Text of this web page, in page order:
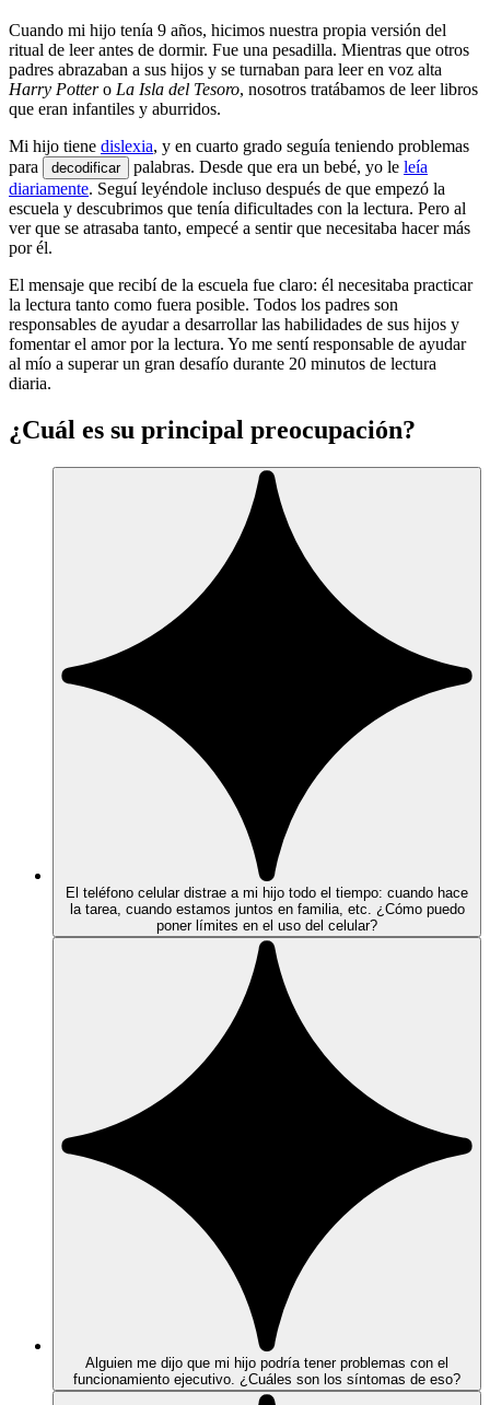
Cuando mi hijo tenía 9 años, hicimos nuestra propia versión del
ritual de leer antes de dormir. Fue una pesadilla. Mientras que otros
padres abrazaban a sus hijos y se turnaban para leer en voz alta
Harry Pottero La Isla del Tesoro, nosotros tratábamos de leer libros
que eran infantiles y aburridos.
Mi hijo tiene dislexia, y en cuarto grado seguía teniendo problemas
para
decodificar palabras. Desde que era un bebé, yo le leía
diariamente. Seguí leyéndole incluso después de que empezó la
escuela y descubrimos que tenía dificultades con la lectura. Pero al
ver que se atrasaba tanto, empecé a sentir que necesitaba hacer más
por él.
El mensaje que recibí de la escuela fue claro: él necesitaba practicar
la lectura tanto como fuera posible. Todos los padres son
responsables de ayudar a desarrollar las habilidades de sus hijos y
fomentar el amor por la lectura. Yo me sentí responsable de ayudar
al mío a superar un gran desafío durante 20 minutos de lectura
diaria.
¿Cuál es su principal preocupación?
El teléfono celular distrae a mi hijo todo el tiempo: cuando hace
la tarea, cuando estamos juntos en familia, etc. ¿Cómo puedo
poner límites en el uso del celular?
Alguien me dijo que mi hijo podría tener problemas con el
funcionamiento ejecutivo. ¿Cuáles son los síntomas de eso?